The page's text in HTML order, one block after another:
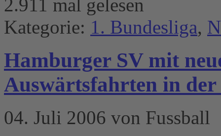
2.911 mal gelesen
Kategorie: 1. Bundesliga,
Hamburger SV mit
Auswärtsfahrten in der
04. Juli 2006 von Fussball